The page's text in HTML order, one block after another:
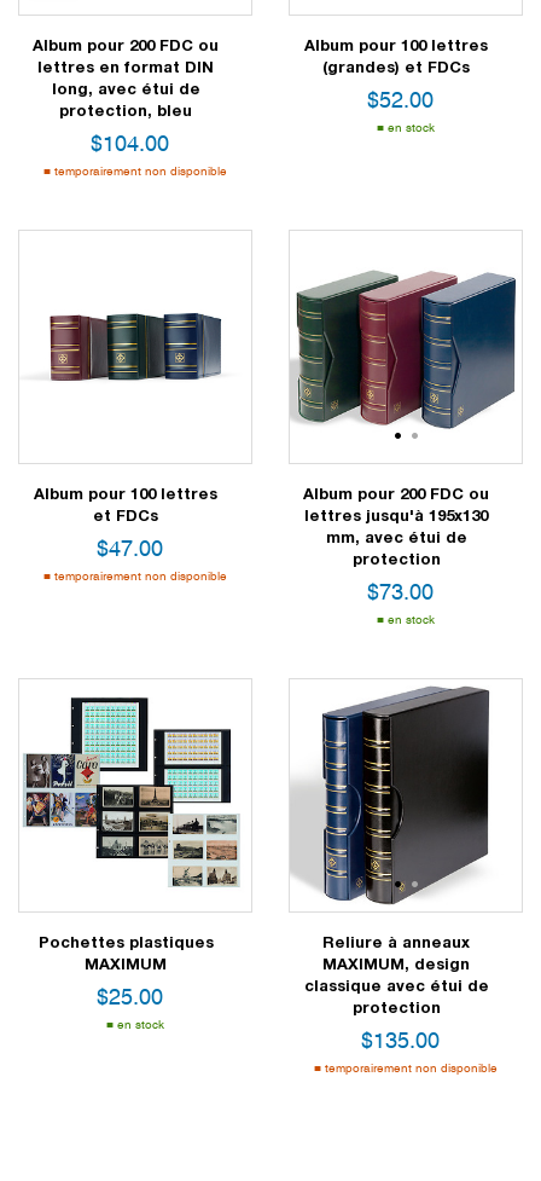
Album pour 200 FDC ou
lettres en format DIN
long, avec étui de
protection, bleu
$104.00
temporairement non disponible
Album pour 100 lettres
(grandes) et FDCs
$52.00
en stock
Album pour 100 lettres
et FDCs
$47.00
temporairement non disponible
1 2
Album pour 200 FDC ou
lettres jusqu'à 195x130
mm, avec étui de
protection
$73.00
en stock
Pochettes plastiques
MAXIMUM
$25.00
en stock
1 2
Reliure à anneaux
MAXIMUM, design
classique avec étui de
protection
$135.00
temporairement non disponible